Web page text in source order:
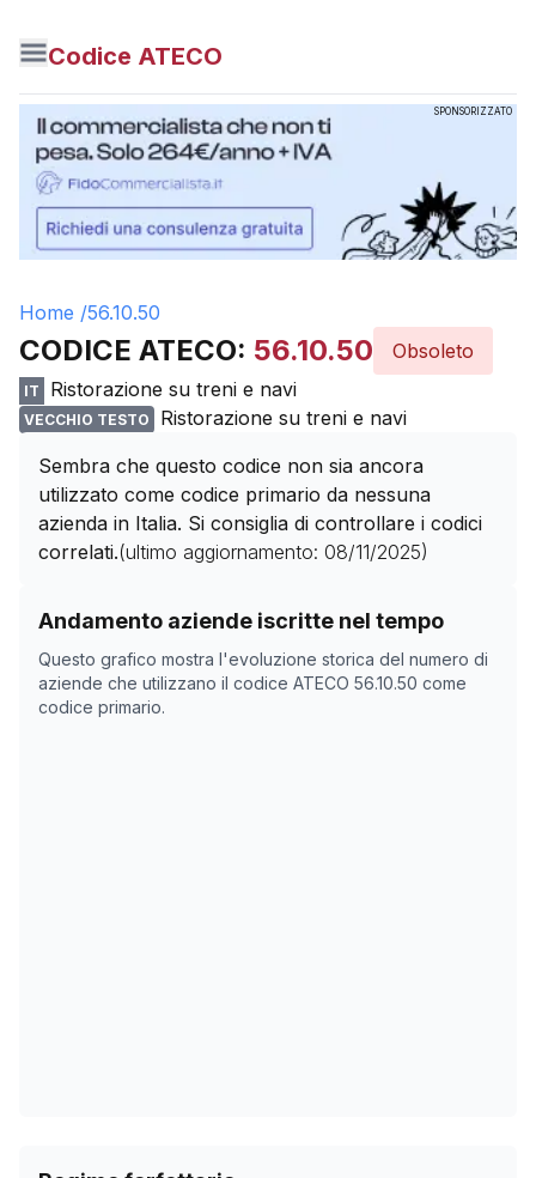
Codice ATECO
SPONSORIZZATO
Home /56.10.50
CODICE ATECO: 56.10.50 Obsoleto
IT Ristorazione su treni e navi
VECCHIO TESTO
Ristorazione su treni e navi
Sembra che questo codice non sia ancora
utilizzato come codice primario da nessuna
azienda in Italia. Si consiglia di controllare i codici
correlati.(ultimo aggiornamento: 08/11/2025)
Andamento aziende iscritte nel tempo
Questo grafico mostra l'evoluzione storica del numero di
aziende che utilizzano il codice ATECO 56.10.50 come
codice primario.
Storico numero di aziende con codice ATECO
Data rilevazione
03/04/2025
0
18/05/2025